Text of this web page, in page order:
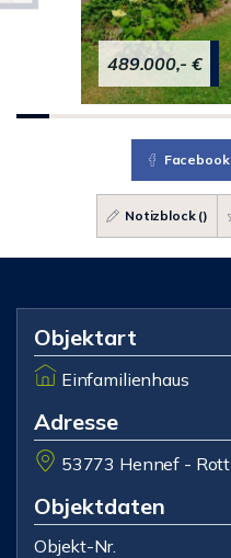
489.000,- €
Facebook
Notizblock ()
Objektart
Einfamilienhaus
Adresse
53773 Hennef - Rott
Objektdaten
Objekt-Nr.